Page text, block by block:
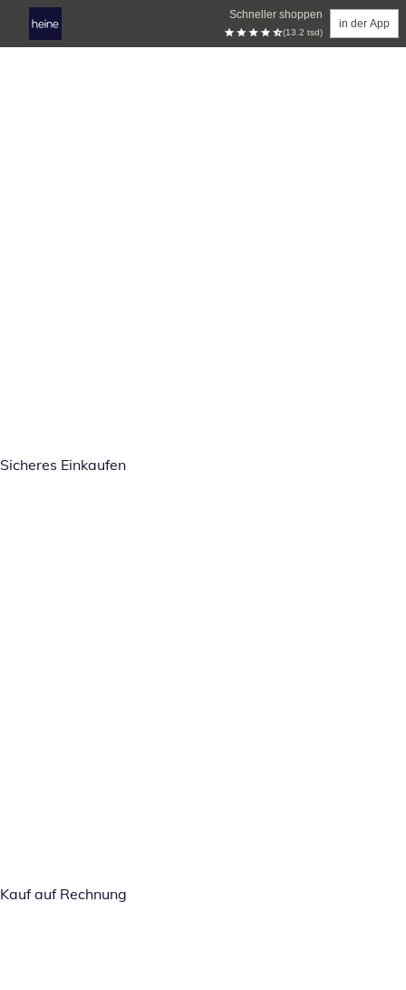
Schneller shoppen
(13.2 tsd)
in der App
Sicheres Einkaufen
Kauf auf Rechnung